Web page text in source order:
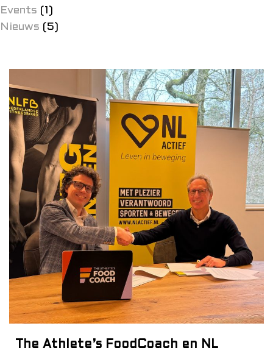
Events (1)
Nieuws (5)
The Athlete’s FoodCoach en NL